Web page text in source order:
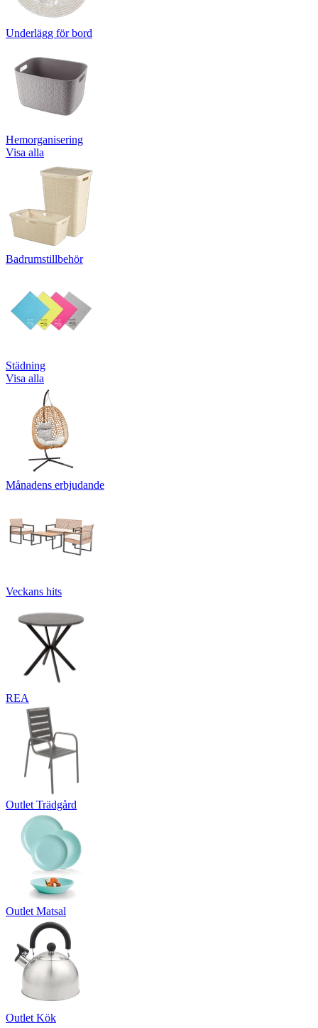
Underlägg för bord
Hemorganisering
Visa alla
Badrumstillbehör
Städning
Visa alla
Månadens erbjudande
Veckans hits
REA
Outlet Trädgård
Outlet Matsal
Outlet Kök